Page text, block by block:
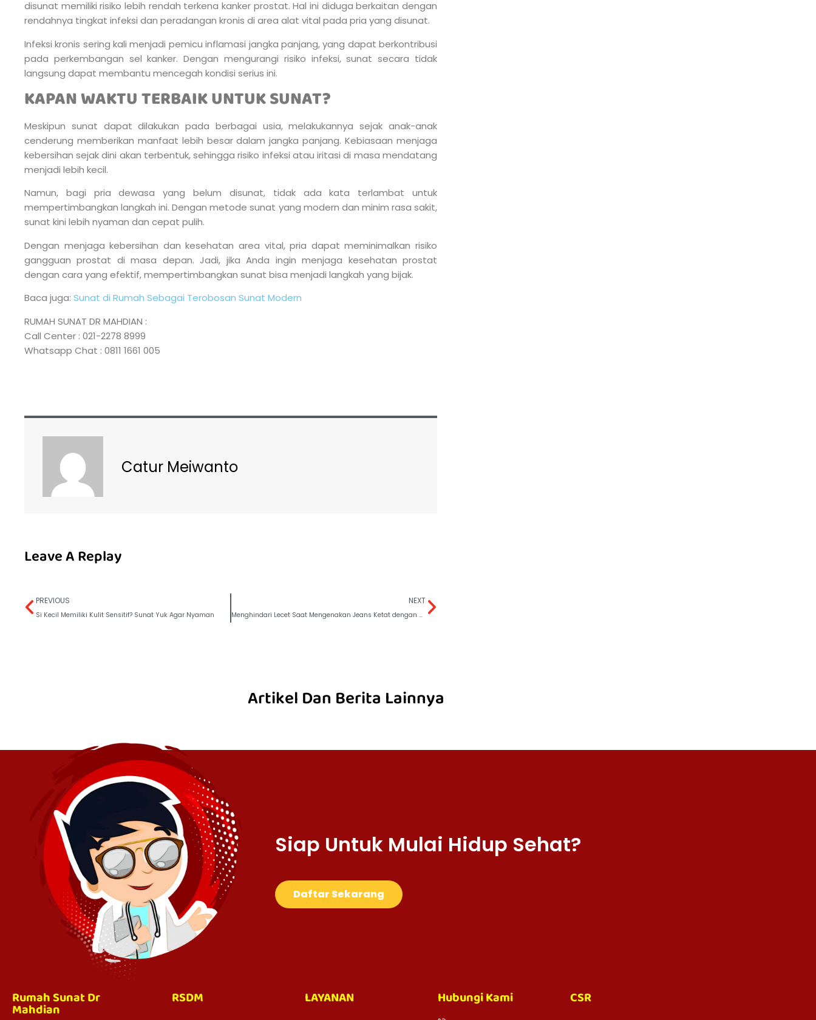
disunat memiliki risiko lebih rendah terkena kanker prostat. Hal ini diduga berkaitan dengan
rendahnya tingkat infeksi dan peradangan kronis di area alat vital pada pria yang disunat.
Infeksi kronis sering kali menjadi pemicu inflamasi jangka panjang, yang dapat berkontribusi
pada perkembangan sel kanker. Dengan mengurangi risiko infeksi, sunat secara tidak
langsung dapat membantu mencegah kondisi serius ini.
KAPAN WAKTU TERBAIK UNTUK SUNAT?
Meskipun sunat dapat dilakukan pada berbagai usia, melakukannya sejak anak-anak
cenderung memberikan manfaat lebih besar dalam jangka panjang. Kebiasaan menjaga
kebersihan sejak dini akan terbentuk, sehingga risiko infeksi atau iritasi di masa mendatang
menjadi lebih kecil.
Namun, bagi pria dewasa yang belum disunat, tidak ada kata terlambat untuk
mempertimbangkan langkah ini. Dengan metode sunat yang modern dan minim rasa sakit,
sunat kini lebih nyaman dan cepat pulih.
Dengan menjaga kebersihan dan kesehatan area vital, pria dapat meminimalkan risiko
gangguan prostat di masa depan. Jadi, jika Anda ingin menjaga kesehatan prostat
dengan cara yang efektif, mempertimbangkan sunat bisa menjadi langkah yang bijak.
Baca juga: Sunat di Rumah Sebagai Terobosan Sunat Modern
RUMAH SUNAT DR MAHDIAN :
Call Center : 021-2278 8999
Whatsapp Chat : 0811 1661 005
Catur Meiwanto
Leave A Replay
PREVIOUS
Si Kecil Memiliki Kulit Sensitif? Sunat Yuk Agar Nyaman
NEXT
Menghindari Lecet Saat Mengenakan Jeans Ketat dengan Sunat
Artikel Dan Berita Lainnya
Siap Untuk Mulai Hidup Sehat?
Daftar Sekarang
Rumah Sunat Dr
Mahdian
RSDM LAYANAN Hubungi Kami CSR